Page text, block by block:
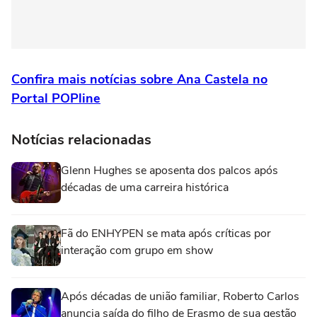
Confira mais notícias sobre Ana Castela no
Portal POPline
Notícias relacionadas
Glenn Hughes se aposenta dos palcos após
décadas de uma carreira histórica
Fã do ENHYPEN se mata após críticas por
interação com grupo em show
Após décadas de união familiar, Roberto Carlos
anuncia saída do filho de Erasmo de sua gestão